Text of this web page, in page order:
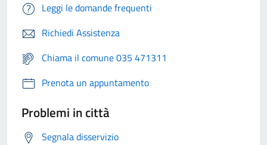
Leggi le domande frequenti
Richiedi Assistenza
Chiama il comune 035 471311
Prenota un appuntamento
Problemi in città
Segnala disservizio